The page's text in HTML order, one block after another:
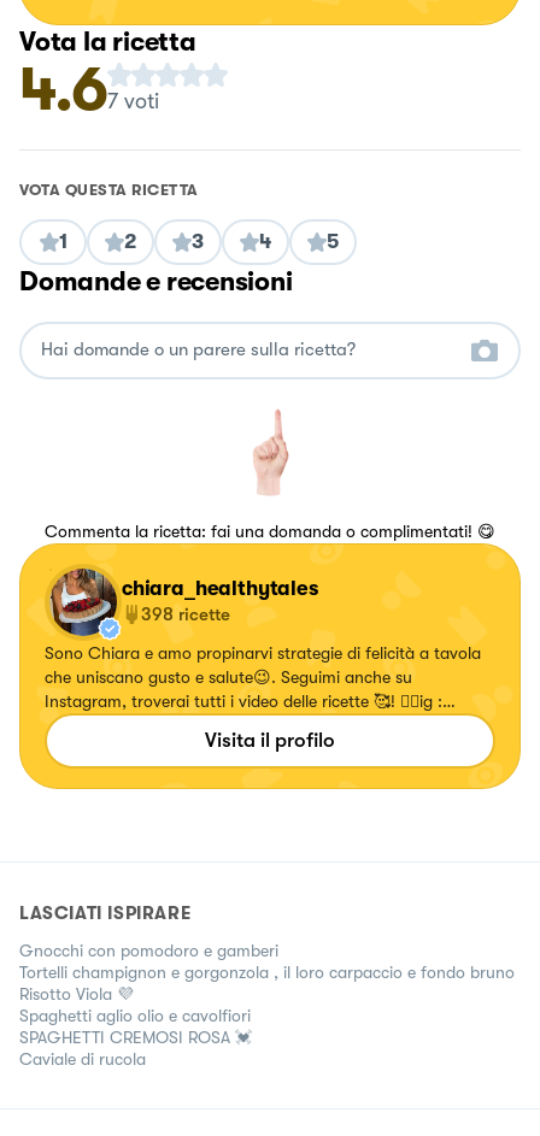
Vota la ricetta
4.67voti
VOTA QUESTA RICETTA
1 2 3 4 5
Domande e recensioni
Commenta la ricetta: fai una domanda o complimentati! 😋
chiara_healthytales
398 ricette
Sono Chiara e amo propinarvi strategie di felicità a tavola
che uniscano gusto e salute😉. Seguimi anche su
Instagram, troverai tutti i video delle ricette 🥰! 👉🏻ig :
chiara_healthytales
Visita il profilo
LASCIATI ISPIRARE
Gnocchi con pomodoro e gamberi
Tortelli champignon e gorgonzola , il loro carpaccio e fondo bruno
Risotto Viola 💜
Spaghetti aglio olio e cavolfiori
SPAGHETTI CREMOSI ROSA 💓
Caviale di rucola